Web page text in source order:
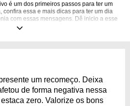
é um dos primeiros passos para ter um
confira essa e mais dicas para ter um dia
com essas mensagens. Dê inicio a esse
e alma em equilíbrio. Se mantenha ao
esse sentimento! Compartilhe essas
um recomeço. Deixa
de forma negativa nessa
zero. Valorize os bons